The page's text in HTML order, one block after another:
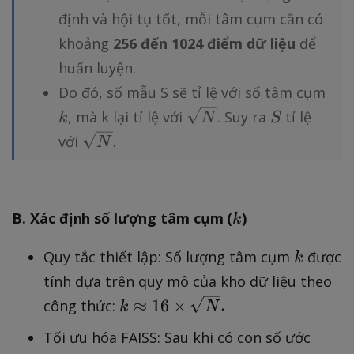
t
{
}
}
định và hội tụ tốt, mỗi tâm cụm cần có
khoảng 256 đến 1024 điểm dữ liệu để
huấn luyện.
Do đó, số mẫu S sẽ tỉ lệ với số tâm cụm
k, mà k lại tỉ lệ với \
{
}
N. Suy ra S
Stỉ lệ
với \
t
N
}
N.
B. Xác định số lượng tâm cụm (k
k)
Quy tắc thiết lập: Số lượng tâm cụm k
k được
tính dựa trên quy mô của kho dữ liệu theo
công thức: k
a
k ≈ 16 × N.
Tối ưu hóa FAISS: Sau khi có con số ước